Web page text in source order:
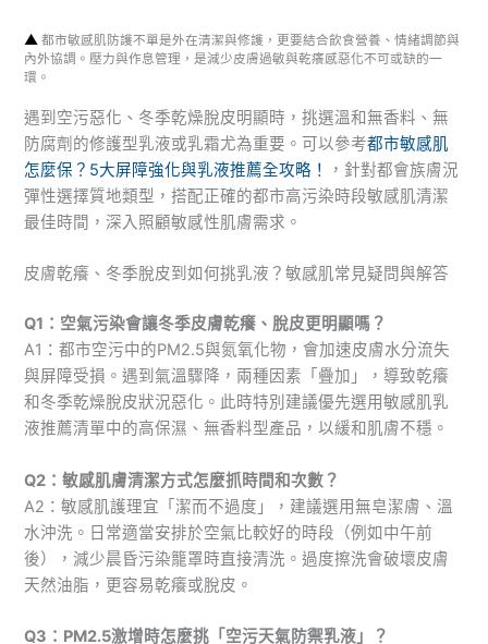
▲ 都市敏感肌防護不單是外在清潔與修護，更要結合飲食營養、情緒調節與
內外協調。壓力與作息管理，是減少皮膚過敏與乾癢感惡化不可或缺的一
環。
遇到空污惡化、冬季乾燥脫皮明顯時，挑選溫和無香料、無
防腐劑的修護型乳液或乳霜尤為重要。可以參考都市敏感肌
怎麼保？5大屏障強化與乳液推薦全攻略！
，針對都會族膚況
彈性選擇質地類型，搭配正確的都市高污染時段敏感肌清潔
最佳時間，深入照顧敏感性肌膚需求。
皮膚乾癢、冬季脫皮到如何挑乳液？敏感肌常見疑問與解答
Q1：空氣污染會讓冬季皮膚乾癢、脫皮更明顯嗎？
A1：都市空污中的PM2.5與氮氧化物，會加速皮膚水分流失
與屏障受損。遇到氣溫驟降，兩種因素「疊加」，導致乾癢
和冬季乾燥脫皮狀況惡化。此時特別建議優先選用敏感肌乳
液推薦清單中的高保濕、無香料型產品，以緩和肌膚不穩。
Q2：敏感肌膚清潔方式怎麼抓時間和次數？
A2：敏感肌護理宜「潔而不過度」，建議選用無皂潔膚、溫
水沖洗。日常適當安排於空氣比較好的時段（例如中午前
後），減少晨昏污染籠罩時直接清洗。過度擦洗會破壞皮膚
天然油脂，更容易乾癢或脫皮。
Q3：PM2.5激增時怎麼挑「空污天氣防禦乳液」？